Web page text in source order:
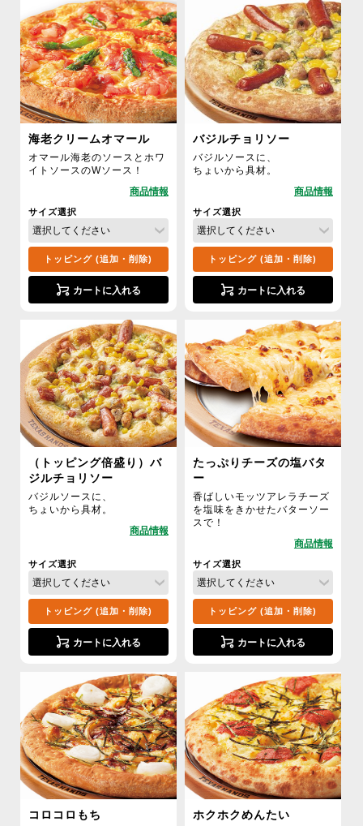
海老クリームオマール
オマール海老のソースとホワ
イトソースのWソース！
サイズ選択
トッピング (追加・削除)
カートに入れる
バジルチョリソー
バジルソースに、
ちょいから具材。
サイズ選択
トッピング (追加・削除)
カートに入れる
（トッピング倍盛り）バ
ジルチョリソー
バジルソースに、
ちょいから具材。
サイズ選択
トッピング (追加・削除)
カートに入れる
たっぷりチーズの塩バタ
ー
香ばしいモッツアレラチーズ
を塩味をきかせたバターソー
スで！
サイズ選択
トッピング (追加・削除)
カートに入れる
コロコロもち ホクホクめんたい